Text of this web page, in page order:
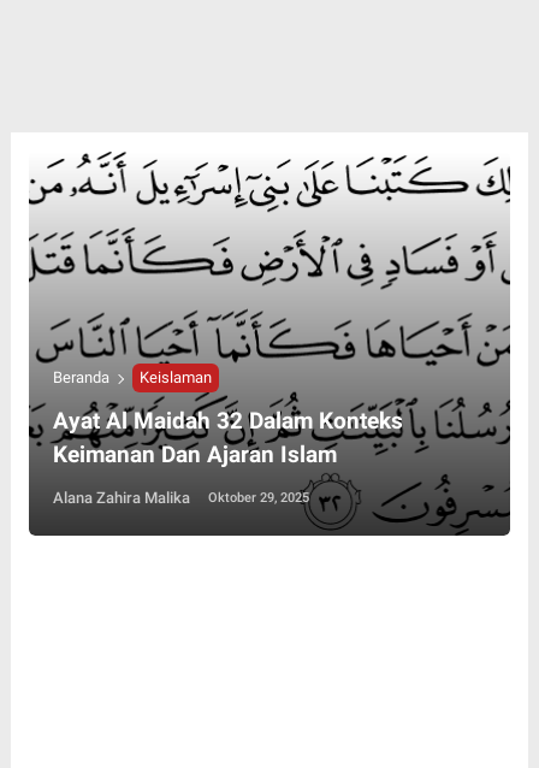
Beranda Keislaman
Ayat Al Maidah 32 Dalam Konteks
Keimanan Dan Ajaran Islam
Alana Zahira Malika Oktober 29, 2025